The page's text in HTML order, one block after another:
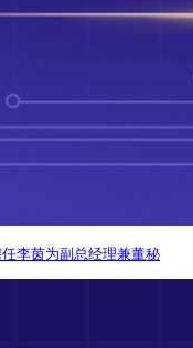
李茵为副总经理兼董秘